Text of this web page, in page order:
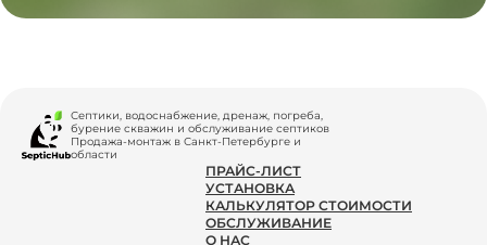
Септики, водоснабжение, дренаж, погреба,
бурение скважин и обслуживание септиков
Продажа-монтаж в Санкт-Петербурге и
области
ПРАЙС-ЛИСТ
УСТАНОВКА
КАЛЬКУЛЯТОР СТОИМОСТИ
ОБСЛУЖИВАНИЕ
О НАС